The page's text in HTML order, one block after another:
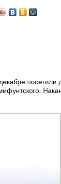
посетили